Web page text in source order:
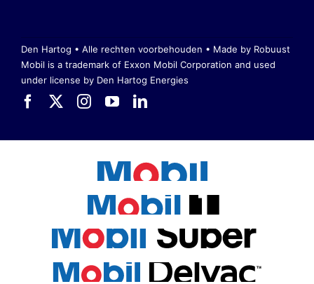
Den Hartog • Alle rechten voorbehouden • Made by Robuust
Mobil is a trademark of Exxon Mobil Corporation and used
under license by Den Hartog Energies